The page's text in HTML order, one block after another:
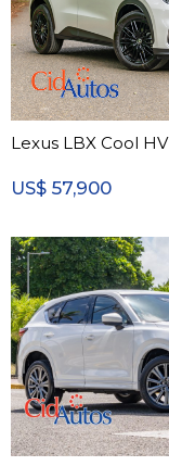
Lexus LBX Cool HV
US$ 57,900